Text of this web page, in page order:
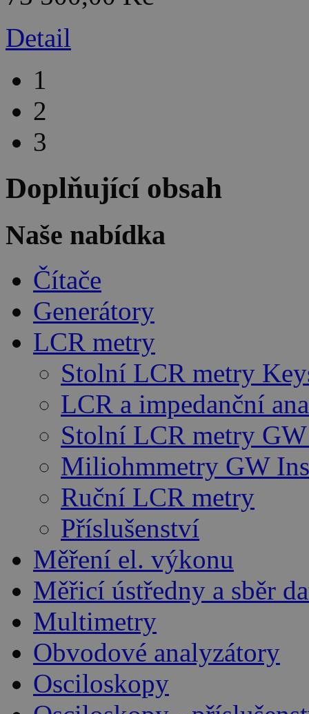
Detail
1
2
3
Doplňující obsah
Naše nabídka
Čítače
Generátory
LCR metry
Stolní LCR metry
LCR a impedanční
Stolní LCR metry
Miliohmmetry GW
Ruční LCR metry
Příslušenství
Měření el. výkonu
Měřicí ústředny a sběr
Multimetry
Obvodové analyzátory
Osciloskopy